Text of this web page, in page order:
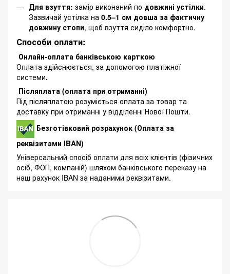
Для взуття: замір виконаний по довжині устілки.
Зазвичай устілка на 0.5–1 см довша за фактичну
довжину стопи, щоб взуття сиділо комфортно.
Способи оплати:
Онлайн-оплата банківською карткою
Оплата здійснюється, за допомогою платіжної
системи.
Післяплата (оплата при отриманні)
Під післяплатою розуміється оплата за товар та
доставку при отриманні у відділенні Нової Пошти.
Безготівковий розрахунок (Оплата за
реквізитами IBAN)
Універсальний спосіб оплати для всіх клієнтів (фізичних
осіб, ФОП, компаній) шляхом банківського переказу на
наш рахунок IBAN за наданими реквізитами.